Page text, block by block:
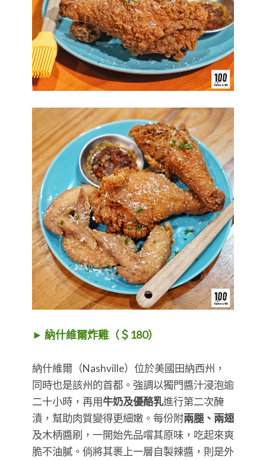
► 納什維爾炸雞（＄180）
納什維爾（Nashville）位於美國田納西州，
同時也是該州的首都。強調以獨門醬汁浸泡逾
二十小時，再用牛奶及優酪乳進行第二次醃
漬，幫助肉質變得更細嫩。每份附兩腿、兩翅
及木柄醬刷，一開始先品嚐其原味，吃起來爽
脆不油膩。倘將其裹上一層自製辣醬，則是外